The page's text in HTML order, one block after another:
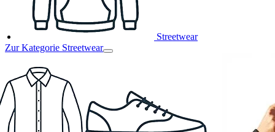
Streetwear
Zur Kategorie Streetwear